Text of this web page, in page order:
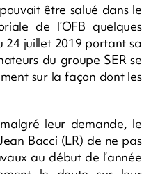
être salué dans le
de l’OFB quelques
24 juillet 2019 portant sa
du groupe SER se
sur la façon dont les
leur demande, le
Bacci (LR) de ne pas
au début de l’année